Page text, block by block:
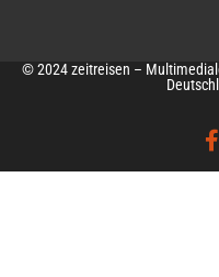
© 2024 zeitreisen –